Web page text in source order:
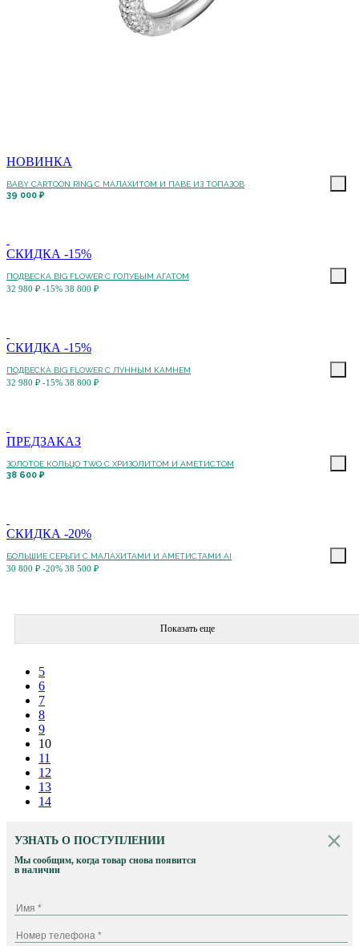
НОВИНКА
BABY CARTOON RING С МАЛАХИТОМ И ПАВЕ ИЗ ТОПАЗОВ
39 000 ₽
СКИДКА -15%
ПОДВЕСКА BIG FLOWER С ГОЛУБЫМ АГАТОМ
32 980 ₽ -15% 38 800 ₽
СКИДКА -15%
ПОДВЕСКА BIG FLOWER С ЛУННЫМ КАМНЕМ
32 980 ₽ -15% 38 800 ₽
ПРЕДЗАКАЗ
ЗОЛОТОЕ КОЛЬЦО TWO С ХРИЗОЛИТОМ И АМЕТИСТОМ
38 600 ₽
СКИДКА -20%
БОЛЬШИЕ СЕРЬГИ С МАЛАХИТАМИ И АМЕТИСТАМИ AI
30 800 ₽ -20% 38 500 ₽
Показать еще
5
6
7
8
9
10
11
12
13
14
УЗНАТЬ О ПОСТУПЛЕНИИ
Мы сообщим, когда товар снова появится
в наличии